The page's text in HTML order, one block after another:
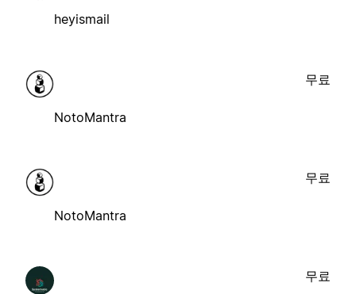
heyismail
NotoMantra
무료
NotoMantra
무료
무료